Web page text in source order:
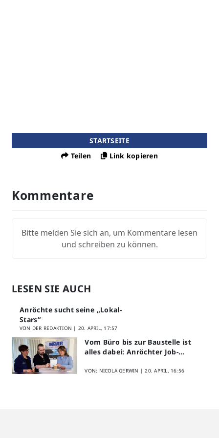
STARTSEITE
Teilen
Link kopieren
Kommentare
Bitte melden Sie sich an, um Kommentare lesen
und schreiben zu können.
LESEN SIE AUCH
Anröchte sucht seine „Lokal-
Stars“
VON DER REDAKTION | 20. APRIL, 17:57
Vom Büro bis zur Baustelle ist
alles dabei: Anröchter Job-
VON: NICOLA GERWIN |20. APRIL, 16:56